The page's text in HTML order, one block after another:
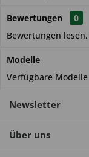
Bewertungen
0
Bewertungen
Modelle
Verfügbare Modelle
Newsletter
Über uns